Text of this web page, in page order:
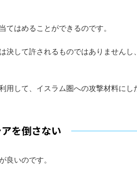
はめることができるのです。
決して許されるものではありませんし
用して、イスラム圏への攻撃材料にし
を倒さない
良いのです。